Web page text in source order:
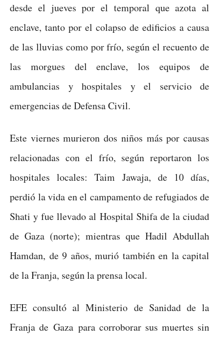
desde el jueves por el temporal que azota al
enclave, tanto por el colapso de edificios a causa
de las lluvias como por frío, según el recuento de
las morgues del enclave, los equipos de
ambulancias y hospitales y el servicio de
emergencias de Defensa Civil.
Este viernes murieron dos niños más por causas
relacionadas con el frío, según reportaron los
hospitales locales: Taim Jawaja, de 10 días,
perdió la vida en el campamento de refugiados de
Shati y fue llevado al Hospital Shifa de la ciudad
de Gaza (norte); mientras que Hadil Abdullah
Hamdan, de 9 años, murió también en la capital
de la Franja, según la prensa local.
EFE consultó al Ministerio de Sanidad de la
Franja de Gaza para corroborar sus muertes sin